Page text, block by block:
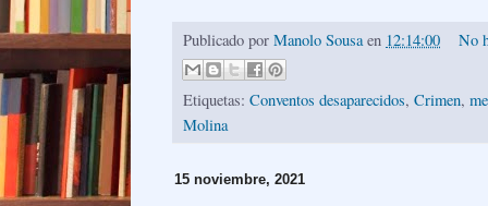
Publicado por Manolo Sousa en 12:14:00 No
Etiquetas: Conventos desaparecidos, Crimen,
Molina
15 noviembre, 2021